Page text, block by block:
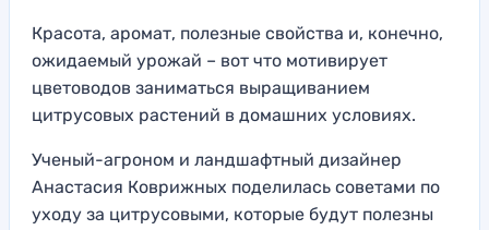
Красота, аромат, полезные свойства и, конечно,
ожидаемый урожай – вот что мотивирует
цветоводов заниматься выращиванием
цитрусовых растений в домашних условиях.
Ученый-агроном и ландшафтный дизайнер
Анастасия Коврижных поделилась советами по
уходу за цитрусовыми, которые будут полезны